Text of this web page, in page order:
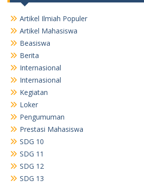
Artikel Ilmiah Populer
Artikel Mahasiswa
Beasiswa
Berita
Internasional
Internasional
Kegiatan
Loker
Pengumuman
Prestasi Mahasiswa
SDG 10
SDG 11
SDG 12
SDG 13